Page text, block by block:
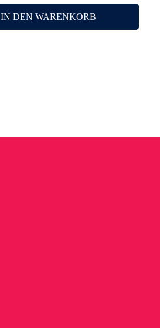
IN DEN WARENKORB